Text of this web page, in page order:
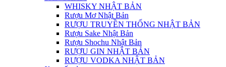
WHISKY NHẬT BẢN
Rượu Mơ Nhật Bản
RƯỢU TRUYỀN THỐNG NHẬT BẢN
Rượu Sake Nhật Bản
Rượu Shochu Nhật Bản
RƯỢU GIN NHẬT BẢN
RƯỢU VODKA NHẬT BẢN